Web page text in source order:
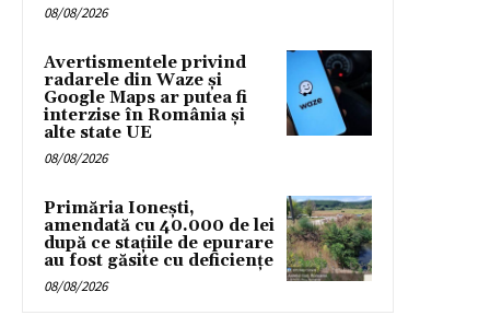
08/08/2026
Avertismentele privind
radarele din Waze și
Google Maps ar putea fi
interzise în România și
alte state UE
08/08/2026
Primăria Ionești,
amendată cu 40.000 de lei
după ce stațiile de epurare
au fost găsite cu deficiențe
08/08/2026